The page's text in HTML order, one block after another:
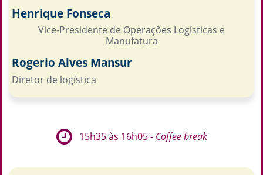
Henrique Fonseca
Vice-Presidente de Operações Logísticas e
Manufatura
Rogerio Alves Mansur
Diretor de logística
15h35 às 16h05 - Coffee break